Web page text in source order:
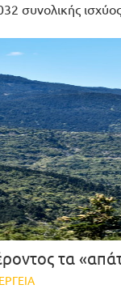
συνολικής
τα